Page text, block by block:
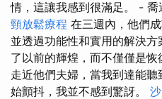
情，這讓我感到很滿足。 - 喬
頸放鬆療程 在三週內，他們
並透過功能性和實用的解決
了以前的輝煌，而不僅僅是
走近他們夫婦，當我到達能
始顫抖，我並不感到驚訝。